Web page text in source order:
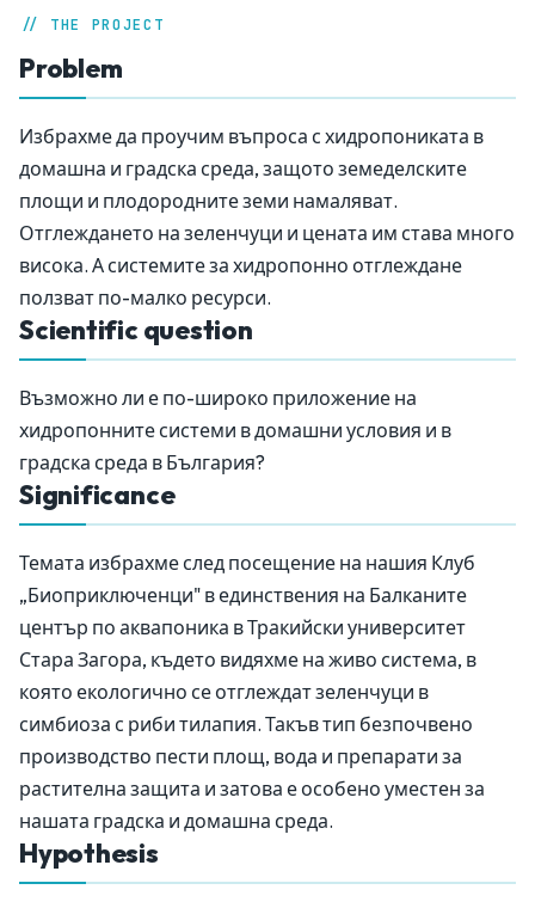
// THE PROJECT
Problem
Избрахме да проучим въпроса с хидропониката в
домашна и градска среда, защото земеделските
площи и плодородните земи намаляват.
Отглеждането на зеленчуци и цената им става много
висока. А системите за хидропонно отглеждане
ползват по-малко ресурси.
Scientific question
Възможно ли е по-широко приложение на
хидропонните системи в домашни условия и в
градска среда в България?
Significance
Темата избрахме след посещение на нашия Клуб
„Биоприключенци" в единствения на Балканите
център по аквапоника в Тракийски университет
Стара Загора, където видяхме на живо система, в
която екологично се отглеждат зеленчуци в
симбиоза с риби тилапия. Такъв тип безпочвено
производство пести площ, вода и препарати за
растителна защита и затова е особено уместен за
нашата градска и домашна среда.
Hypothesis